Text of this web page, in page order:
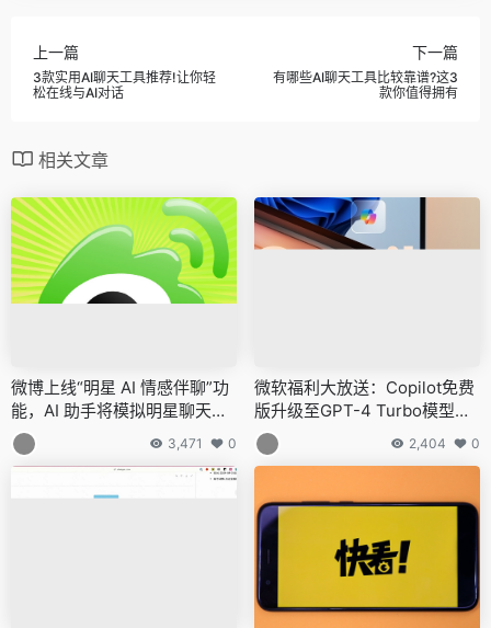
上一篇
3款实用AI聊天工具推荐!让你轻
松在线与AI对话
下一篇
有哪些AI聊天工具比较靠谱?这3
款你值得拥有
相关文章
微博上线“明星 AI 情感伴聊”功
能，AI 助手将模拟明星聊天方
式回复私信
3,471 0
微软福利大放送：Copilot免费
版升级至GPT-4 Turbo模型，
每月省下140元
2,404 0